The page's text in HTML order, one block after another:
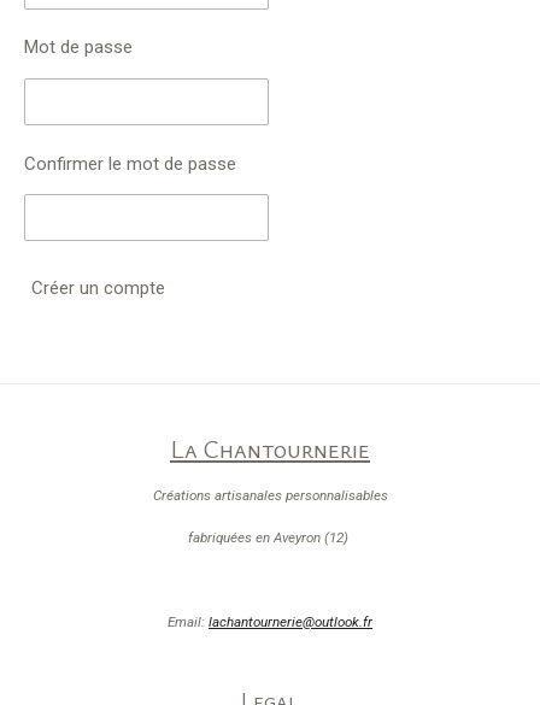
Mot de passe
Confirmer le mot de passe
Créer un compte
La Chantournerie
Créations artisanales personnalisables
fabriquées en Aveyron (12)
Email: lachantournerie@outlook.fr